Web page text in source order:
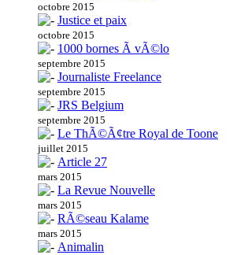
octobre 2015
Justice et paix
octobre 2015
1000 bornes Ã vÃ©lo
septembre 2015
Journaliste Freelance
septembre 2015
JRS Belgium
septembre 2015
Le ThÃ©Ã¢tre Royal de Toone
juillet 2015
Article 27
mars 2015
La Revue Nouvelle
mars 2015
RÃ©seau Kalame
mars 2015
Animalin